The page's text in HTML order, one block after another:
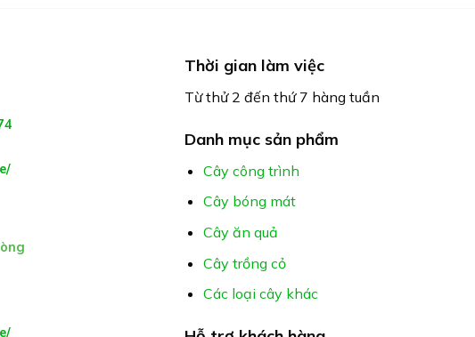
Thời gian làm việc
Từ thử 2 đến thứ 7 hàng tuần
Danh mục sản phẩm
Cây công trình
Cây bóng mát
Cây ăn quả
Cây trồng cỏ
Các loại cây khác